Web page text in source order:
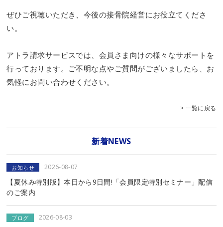
ぜひご視聴いただき、今後の接骨院経営にお役立てくださ
い。
アトラ請求サービスでは、会員さま向けの様々なサポートを
行っております。ご不明な点やご質問がございましたら、お
気軽にお問い合わせください。
> 一覧に戻る
新着NEWS
お知らせ 2026-08-07
【夏休み特別版】本日から9日間!「会員限定特別セミナー」配信
のご案内
ブログ 2026-08-03